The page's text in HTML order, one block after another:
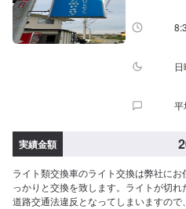
平
実績金額
ライト類交換車のライト交換は弊社に
っかりと交換を致します。ライトが切
道路交通法違反となってしまいますの